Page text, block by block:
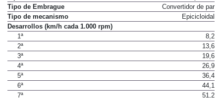
Tipo de mando
No disponible
Tipo de Embrague
Convertidor de par
Tipo de mecanismo
Desarrollos (km/h cada 1.000 rpm)
1ª
8,2
2ª
13,6
3ª
19,6
4ª
26,9
5ª
36,4
6ª
44,1